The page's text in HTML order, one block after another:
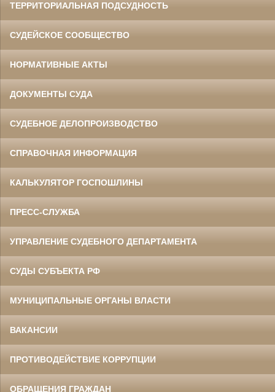
ТЕРРИТОРИАЛЬНАЯ ПОДСУДНОСТЬ
СУДЕЙСКОЕ СООБЩЕСТВО
НОРМАТИВНЫЕ АКТЫ
ДОКУМЕНТЫ СУДА
СУДЕБНОЕ ДЕЛОПРОИЗВОДСТВО
СПРАВОЧНАЯ ИНФОРМАЦИЯ
КАЛЬКУЛЯТОР ГОСПОШЛИНЫ
ПРЕСС-СЛУЖБА
УПРАВЛЕНИЕ СУДЕБНОГО ДЕПАРТАМЕНТА
СУДЫ СУБЪЕКТА РФ
МУНИЦИПАЛЬНЫЕ ОРГАНЫ ВЛАСТИ
ВАКАНСИИ
ПРОТИВОДЕЙСТВИЕ КОРРУПЦИИ
ОБРАЩЕНИЯ ГРАЖДАН